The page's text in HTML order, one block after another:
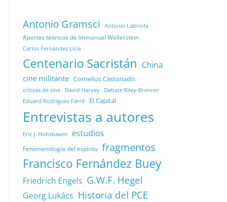
Antonio Gramsci Antonio Labriola
Aportes teóricos de Immanuel Wallerstein
Carlos Fernández Liria
Centenario Sacristán China
cine militante Cornelius Castoriadis
críticas de cine David Harvey Debate Riley-Brenner
Eduard Rodríguez Farré El Capital
Entrevistas a autores
Eric J. Hobsbawm estudios
Fenomenología del espíritu fragmentos
Francisco Fernández Buey
Friedrich Engels G.W.F. Hegel
Georg Lukács Historia del PCE